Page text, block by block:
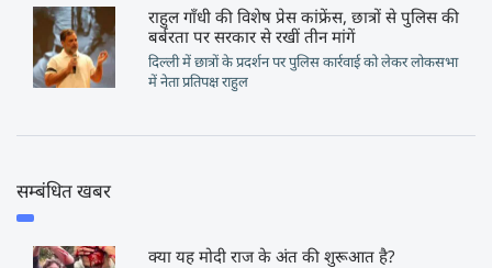
राहुल गाँधी की विशेष प्रेस कांफ्रेंस, छात्रों से पुलिस की
बर्बरता पर सरकार से रखीं तीन मांगें
दिल्ली में छात्रों के प्रदर्शन पर पुलिस कार्रवाई को लेकर लोकसभा
में नेता प्रतिपक्ष राहुल
सम्बंधित खबर
क्या यह मोदी राज के अंत की शुरूआत है?